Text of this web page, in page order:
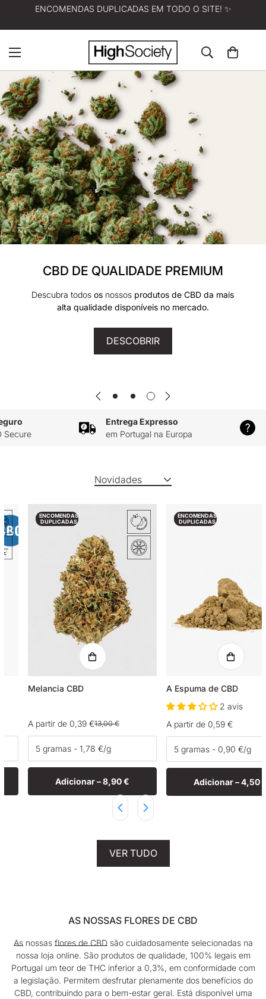
Envio gratuito para todas as encomendas a partir de 60 $
CBD DE QUALIDADE PREMIUM
Descubra todos os nossos produtos de CBD da mais
alta qualidade disponíveis no mercado.
DESCOBRIR
Entrega Expresso
em Portugal na Europa
Novidades
ENCOMENDAS
DUPLICADAS
Melancia CBD
Preço
de
venda
A partir de 0,39 €
Preço
normal
13,00 €
Adicionar –8,90 €
ENCOMENDAS
DUPLICADAS
A Espuma de CBD
2 avis
Preço
normal
A partir de 0,59 €
Adicionar –4,50
VER TUDO
AS NOSSAS FLORES DE CBD
Asnossas flores de CBDsão cuidadosamente selecionadas na
nossa loja online. São produtos de qualidade, 100% legais em
Portugal um teor de THC inferior a 0,3%, em conformidade com
a legislação. Permitem desfrutar plenamente dos benefícios do
CBD, contribuindo para o bem-estar geral. Está disponível uma